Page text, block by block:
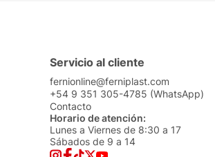
Servicio al cliente
fernionline@ferniplast.com
+54 9 351 305-4785 (WhatsApp)
Contacto
Horario de atención:
Lunes a Viernes de 8:30 a 17
Sábados de 9 a 14